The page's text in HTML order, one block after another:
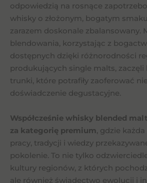
odpowiedzią na rosnące
whisky o złożonym, bogatym
zarazem doskonale zbalansowany.
blendowania, korzystając z
dostępnych dzięki różnorodności
produkujących single malts,
trunki, które potrafiły zaoferować
doświadczenie degustacyjne.
Współcześnie whisky blended
za kategorię premium, gdzie
pracy, tradycji i wiedzy
pokolenie. To nie tylko
kultury regionów, z których
ale również świadectwo ewolucji i